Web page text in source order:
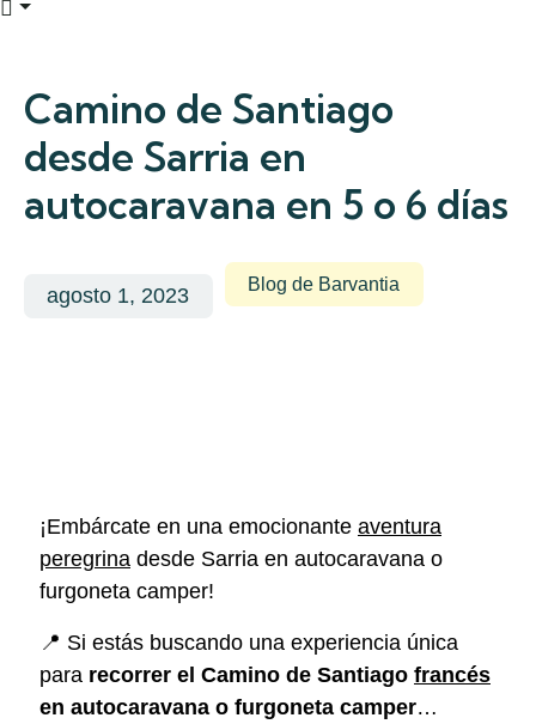
Camino de Santiago
desde Sarria en
autocaravana en 5 o 6 días
agosto 1, 2023 Blog de Barvantia
¡Embárcate en una emocionante aventura
peregrina desde Sarria en autocaravana o
furgoneta camper!
📍 Si estás buscando una experiencia única
para recorrer el Camino de Santiago francés
en autocaravana o furgoneta camper…